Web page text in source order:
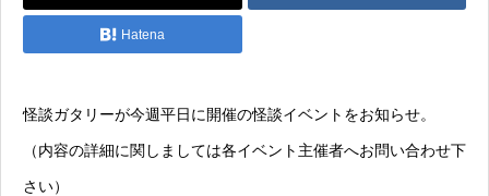
Hatena
怪談ガタリーが今週平日に開催の怪談イベントをお知らせ。
（内容の詳細に関しましては各イベント主催者へお問い合わせ下
さい）